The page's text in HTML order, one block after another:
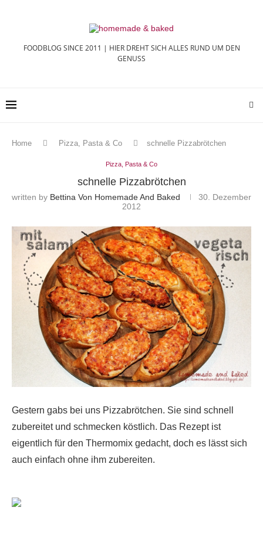
FOODBLOG SINCE 2011 | HIER DREHT SICH ALLES RUND UM DEN
GENUSS
Home Pizza, Pasta & Co schnelle Pizzabrötchen
Pizza, Pasta & Co
schnelle Pizzabrötchen
written by Bettina Von Homemade And Baked
30. Dezember
2012
Gestern gabs bei uns Pizzabrötchen. Sie sind schnell
zubereitet und schmecken köstlich. Das Rezept ist
eigentlich für den Thermomix gedacht, doch es lässt sich
auch einfach ohne ihm zubereiten.